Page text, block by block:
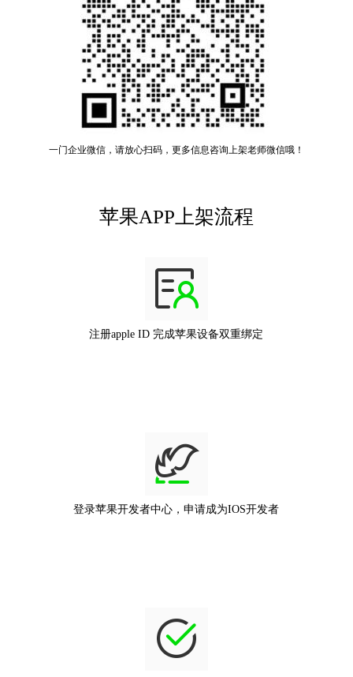
一门企业微信，请放心扫码，更多信息咨询上架老师微信哦！
苹果APP上架流程
注册apple ID 完成苹果设备双重绑定
登录苹果开发者中心，申请成为IOS开发者